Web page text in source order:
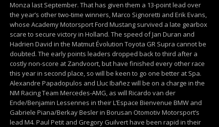
Monza last September. That has given them a 13-point lead over
the year’s other two-time winners, Marco Signoretti and Erik Evans,
whose Academy Motorsport Ford Mustang survived a late gearbox
scare to secure victory in Holland. The speed of Jan Duran and
Hadrien David in the Matmut Évolution Toyota GR Supra cannot be
doubted. The early points leaders dropped back to third after a
costly non-score at Zandvoort, but have finished every other race
this year in second place, so will be keen to go one better at Spa.
Alexandre Papadopulos and Lluc Ibañez will be on a charge in the
NM Racing Team Mercedes-AMG, as will Ricardo van der
Ende/Benjamin Lessennes in their L’Espace Bienvenue BMW and
Gabriele Piana/Berkay Besler in Borusan Otomotiv Motorsport’s
lead M4. Paul Petit and Gregory Guilvert have been rapid in their